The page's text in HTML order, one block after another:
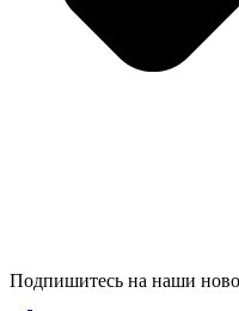
Подпишитесь на наши